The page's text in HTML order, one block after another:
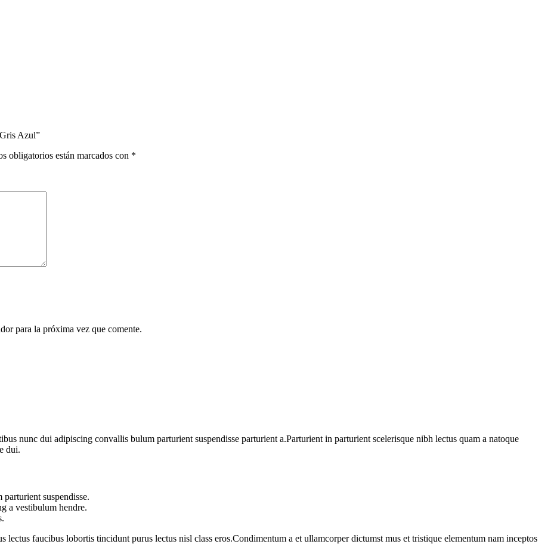
Azul”
obligatorios están marcados con *
para la próxima vez que comente.
nunc dui adipiscing convallis bulum parturient suspendisse parturient a.Parturient in parturient scelerisque nibh lectus quam a natoque
dui.
suspendisse.
a vestibulum hendre.
lectus faucibus lobortis tincidunt purus lectus nisl class eros.Condimentum a et ullamcorper dictumst mus et tristique elementum nam inceptos